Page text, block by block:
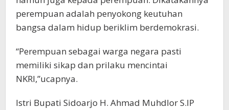
perempuan adalah penyokong keutuhan
bangsa dalam hidup beriklim berdemokrasi.
“Perempuan sebagai warga negara pasti
memiliki sikap dan prilaku mencintai
NKRI,”ucapnya.
Istri Bupati Sidoarjo H. Ahmad Muhdlor S.IP